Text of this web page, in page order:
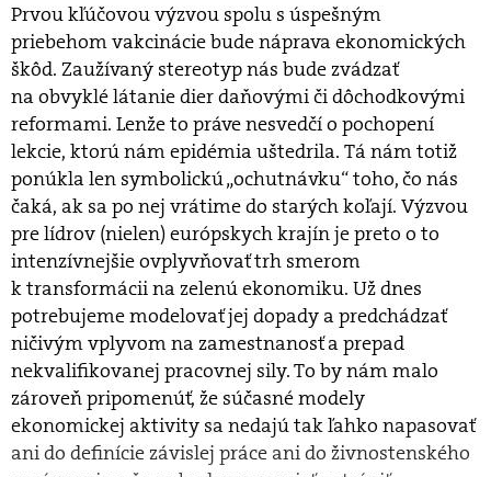
Prvou kľúčovou výzvou spolu s úspešným
priebehom vakcinácie bude náprava ekonomických
škôd. Zaužívaný stereotyp nás bude zvádzať
na obvyklé látanie dier daňovými či dôchodkovými
reformami. Lenže to práve nesvedčí o pochopení
lekcie, ktorú nám epidémia uštedrila. Tá nám totiž
ponúkla len symbolickú „ochutnávku“ toho, čo nás
čaká, ak sa po nej vrátime do starých koľají. Výzvou
pre lídrov (nielen) európskych krajín je preto o to
intenzívnejšie ovplyvňovať trh smerom
k transformácii na zelenú ekonomiku. Už dnes
potrebujeme modelovať jej dopady a predchádzať
ničivým vplyvom na zamestnanosť a prepad
nekvalifikovanej pracovnej sily. To by nám malo
zároveň pripomenúť, že súčasné modely
ekonomickej aktivity sa nedajú tak ľahko napasovať
ani do definície závislej práce ani do živnostenského